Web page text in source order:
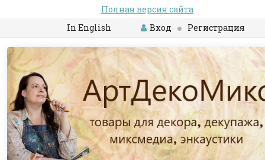
Полная версия сайта
In English
Вход Регистрация